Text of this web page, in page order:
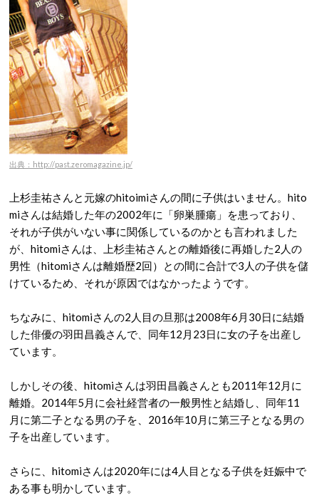
出典：http://past.zeromagazine.jp/
上杉圭祐さんと元嫁のhitoimiさんの間に子供はいません。hito
miさんは結婚した年の2002年に「卵巣腫瘍」を患っており、
それが子供がいない事に関係しているのかとも言われました
が、hitomiさんは、上杉圭祐さんとの離婚後に再婚した2人の
男性（hitomiさんは離婚歴2回）との間に合計で3人の子供を儲
けているため、それが原因ではなかったようです。
ちなみに、hitomiさんの2人目の旦那は2008年6月30日に結婚
した俳優の羽田昌義さんで、同年12月23日に女の子を出産し
ています。
しかしその後、hitomiさんは羽田昌義さんとも2011年12月に
離婚。2014年5月に会社経営者の一般男性と結婚し、同年11
月に第二子となる男の子を、2016年10月に第三子となる男の
子を出産しています。
さらに、hitomiさんは2020年には4人目となる子供を妊娠中で
ある事も明かしています。